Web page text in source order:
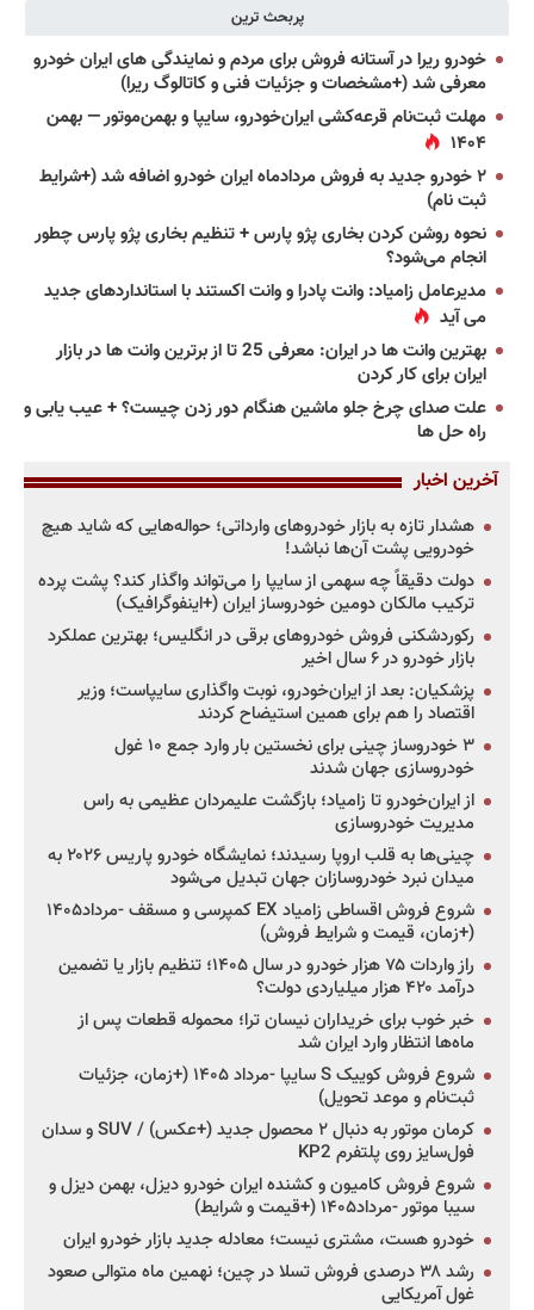
پربحث ترین
خودرو ریرا در آستانه فروش برای مردم و نمایندگی های ایران خودرو
معرفی شد (+مشخصات و جزئیات فنی و کاتالوگ ریرا)
مهلت ثبت‌نام قرعه‌کشی ایران‌خودرو، سایپا و بهمن‌موتور — بهمن
۱۴۰۴
۲ خودرو جدید به فروش مردادماه ایران خودرو اضافه شد (+شرایط
ثبت نام)
نحوه روشن کردن بخاری پژو پارس + تنظیم بخاری پژو پارس چطور
انجام می‌شود؟
مدیرعامل زامیاد: وانت پادرا و وانت اکستند با استانداردهای جدید
می آید
بهترین وانت ها در ایران: معرفی 25 تا از برترین وانت ها در بازار
ایران برای کار کردن
علت صدای چرخ جلو ماشین هنگام دور زدن چیست؟ + عیب یابی و
راه حل ها
آخرین اخبار
هشدار تازه به بازار خودروهای وارداتی؛ حواله‌هایی که شاید هیچ
خودرویی پشت آن‌ها نباشد!
دولت دقیقاً چه سهمی از سایپا را می‌تواند واگذار کند؟ پشت پرده
ترکیب مالکان دومین خودروساز ایران (+اینفوگرافیک)
رکوردشکنی فروش خودروهای برقی در انگلیس؛ بهترین عملکرد
بازار خودرو در ۶ سال اخیر
پزشکیان: بعد از ایران‌خودرو، نوبت واگذاری سایپاست؛ وزیر
اقتصاد را هم برای همین استیضاح کردند
۳ خودروساز چینی برای نخستین بار وارد جمع ۱۰ غول
خودروسازی جهان شدند
از ایران‌خودرو تا زامیاد؛ بازگشت علیمردان عظیمی به راس
مدیریت خودروسازی
چینی‌ها به قلب اروپا رسیدند؛ نمایشگاه خودرو پاریس ۲۰۲۶ به
میدان نبرد خودروسازان جهان تبدیل می‌شود
شروع فروش اقساطی زامیاد EX کمپرسی و مسقف -مرداد۱۴۰۵
(+زمان، قیمت و شرایط فروش)
راز واردات ۷۵ هزار خودرو در سال ۱۴۰۵؛ تنظیم بازار یا تضمین
درآمد ۴۲۰ هزار میلیاردی دولت؟
خبر خوب برای خریداران نیسان ترا؛ محموله قطعات پس از
ماه‌ها انتظار وارد ایران شد
شروع فروش کوییک S سایپا -مرداد ۱۴۰۵ (+زمان، جزئیات
ثبت‌نام و موعد تحویل)
کرمان موتور به دنبال ۲ محصول جدید (+عکس) / SUV و سدان
فول‌سایز روی پلتفرم KP2
شروع فروش کامیون و کشنده ایران خودرو دیزل، بهمن دیزل و
سیبا موتور -مرداد۱۴۰۵ (+قیمت و شرایط)
خودرو هست، مشتری نیست؛ معادله جدید بازار خودرو ایران
رشد ۳۸ درصدی فروش تسلا در چین؛ نهمین ماه متوالی صعود
غول آمریکایی